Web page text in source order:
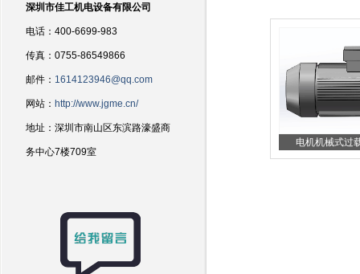
深圳市佳工机电设备有限公司
电话：400-6699-983
传真：0755-86549866
邮件： 1614123946@qq.com
网站： http://www.jgme.cn/
地址：深圳市南山区东滨路濠盛商
务中心7楼709室
电机机械式过